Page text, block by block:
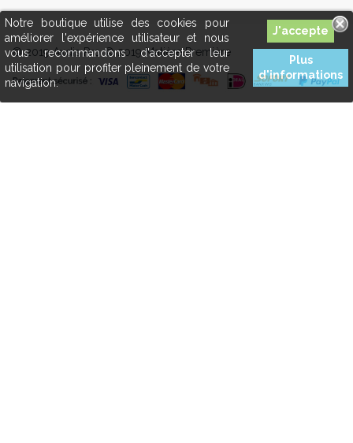
Notre boutique utilise des cookies pour
améliorer l'expérience utilisateur et nous
vous recommandons d'accepter leur
utilisation pour profiter pleinement de votre
navigation.
Plus
d'informations
© 2019 Axdis Pro © 2019 Matière Première